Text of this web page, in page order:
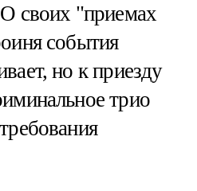
своих "приемах
события
но к приезду
трио